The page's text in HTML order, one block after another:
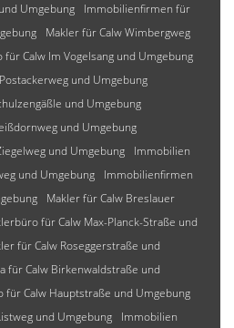
Umgebung
Immobilienfirmen für
Makler für Calw Wimbergweg
für Calw Im Vogelsang und Umgebung
und Umgebung
und Umgebung
und Umgebung
und Umgebung
Immobilien
und Umgebung
Immobilienfirmen
Makler für Calw Breslauer
für Calw Max-Planck-Straße und
für Calw Roseggerstraße und
für Calw Birkenwaldstraße und
für Calw Hauptstraße und Umgebung
und Umgebung
Immobilien